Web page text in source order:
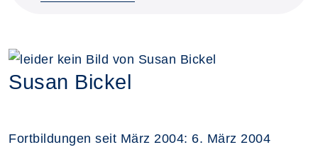
Susan Bickel
Fortbildungen seit März 2004: 6. März 2004